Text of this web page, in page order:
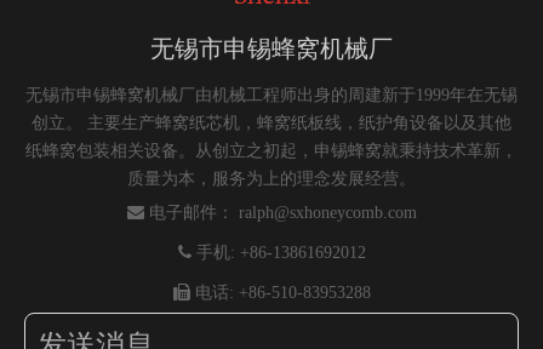
无锡市申锡蜂窝机械厂
无锡市申锡蜂窝机械厂由机械工程师出身的周建新于1999年在无锡
创立。 主要生产蜂窝纸芯机，蜂窝纸板线，纸护角设备以及其他
纸蜂窝包装相关设备。从创立之初起，申锡蜂窝就秉持技术革新，
质量为本，服务为上的理念发展经营。
电子邮件： ralph@sxhoneycomb.com
 手机: +86-13861692012
电话: +86-510-83953288